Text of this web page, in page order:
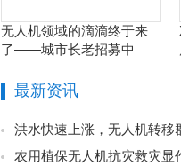
无人机领域的滴滴终于来
了——城市长老招募中
最新资讯
洪水快速上涨，无人机转移
援广西，网友：这是科技最美
农用植保无人机抗灾救灾显